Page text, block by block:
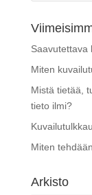
Saavutettava
Miten
Mistä tietää,
tieto ilmi?
Miten
Arkisto